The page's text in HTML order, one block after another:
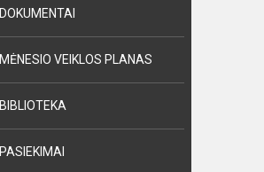
DOKUMENTAI
MĖNESIO VEIKLOS PLANAS
BIBLIOTEKA
PASIEKIMAI